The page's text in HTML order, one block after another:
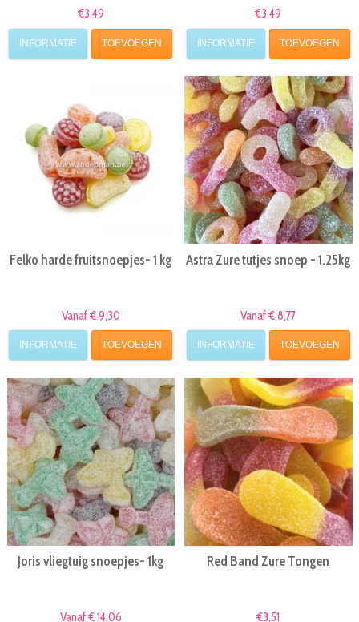
€3,49
INFORMATIE TOEVOEGEN
€3,49
INFORMATIE TOEVOEGEN
Felko harde fruitsnoepjes- 1 kg
Vanaf € 9,30
INFORMATIE TOEVOEGEN
Astra Zure tutjes snoep - 1.25kg
Vanaf € 8,77
INFORMATIE TOEVOEGEN
Joris vliegtuig snoepjes- 1kg
Vanaf € 14,06
Red Band Zure Tongen
€3,51